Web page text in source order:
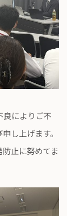
良によりご不
し上げます。
止に努めてま